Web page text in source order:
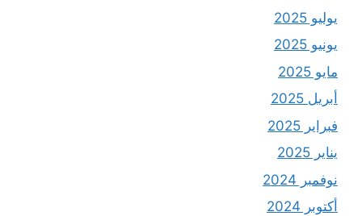
يوليو 2025
يونيو 2025
مايو 2025
أبريل 2025
فبراير 2025
يناير 2025
نوفمبر 2024
أكتوبر 2024